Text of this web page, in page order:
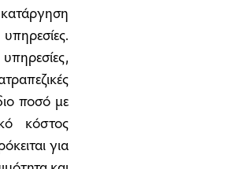
ποσό με
κόστος
για